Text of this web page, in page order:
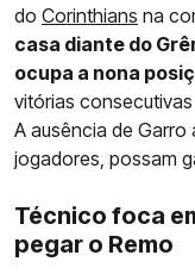
do Corinthians na
casa diante do
ocupa a nona
vitórias
A ausência de
jogadores, possam
Técnico foca
pegar o Remo